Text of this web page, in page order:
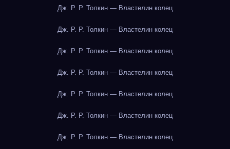
Дж. Р. Р. Толкин — Властелин колец
Дж. Р. Р. Толкин — Властелин колец
Дж. Р. Р. Толкин — Властелин колец
Дж. Р. Р. Толкин — Властелин колец
Дж. Р. Р. Толкин — Властелин колец
Дж. Р. Р. Толкин — Властелин колец
Дж. Р. Р. Толкин — Властелин колец